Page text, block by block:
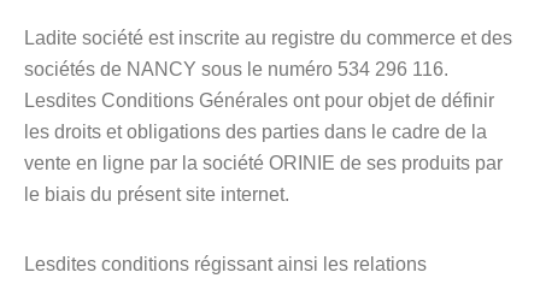
Ladite société est inscrite au registre du commerce et des
sociétés de NANCY sous le numéro 534 296 116.
Lesdites Conditions Générales ont pour objet de définir
les droits et obligations des parties dans le cadre de la
vente en ligne par la société ORINIE de ses produits par
le biais du présent site internet.
Lesdites conditions régissant ainsi les relations